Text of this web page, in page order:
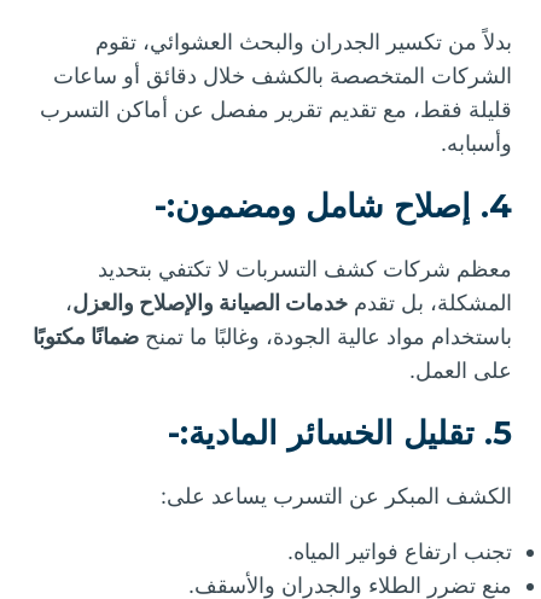
بدلاً من تكسير الجدران والبحث العشوائي، تقوم
الشركات المتخصصة بالكشف خلال دقائق أو ساعات
قليلة فقط، مع تقديم تقرير مفصل عن أماكن التسرب
وأسبابه.
4. إصلاح شامل ومضمون:-
معظم شركات كشف التسربات لا تكتفي بتحديد
المشكلة، بل تقدم خدمات الصيانة والإصلاح والعزل،
باستخدام مواد عالية الجودة، وغالبًا ما تمنح ضمانًا مكتوبًا
على العمل.
5. تقليل الخسائر المادية:-
الكشف المبكر عن التسرب يساعد على:
تجنب ارتفاع فواتير المياه.
منع تضرر الطلاء والجدران والأسقف.